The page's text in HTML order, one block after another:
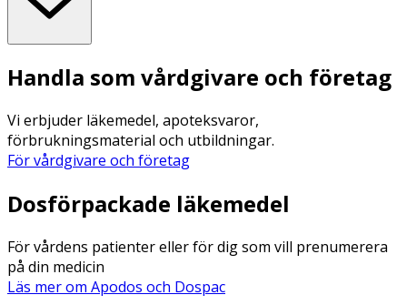
Handla som vårdgivare och företag
Vi erbjuder läkemedel, apoteksvaror,
förbrukningsmaterial och utbildningar.
För vårdgivare och företag
Dosförpackade läkemedel
För vårdens patienter eller för dig som vill prenumerera
på din medicin
Läs mer om Apodos och Dospac